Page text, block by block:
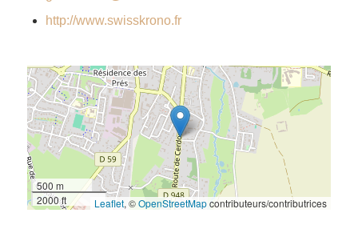
http://www.swisskrono.fr
500 m
2000 ft
Leaflet, ©OpenStreetMapcontributeurs/contributrices